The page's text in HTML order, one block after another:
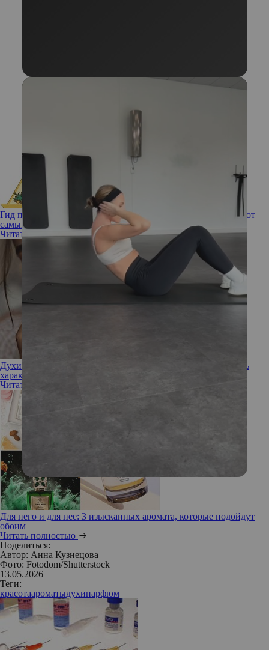
Гид по нотам: как «читать» пирамиду ароматов и выбрать тот
самый
Читать полностью
Духи как социальный маркер: можно ли по парфюму узнать
характер человека
Читать полностью
Для него и для нее: 3 изысканных аромата, которые подойдут
обоим
Читать полностью
Поделиться:
Автор: Анна Кузнецова
Фото: Fotodom/Shutterstock
13.05.2026
Теги:
красотаароматыдухипарфюм